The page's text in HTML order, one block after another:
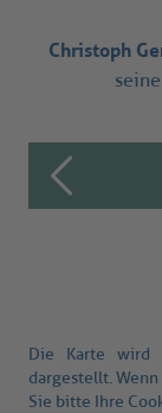
Christoph
Die Karte wird
dargestellt.
Sie bitte Ihre